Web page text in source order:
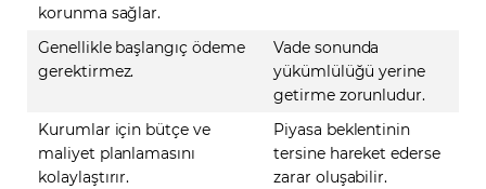
korunma sağlar.
Genellikle başlangıç ödeme
gerektirmez.
Vade sonunda
yükümlülüğü yerine
getirme zorunludur.
Kurumlar için bütçe ve
maliyet planlamasını
kolaylaştırır.
Piyasa beklentinin
tersine hareket ederse
zarar oluşabilir.